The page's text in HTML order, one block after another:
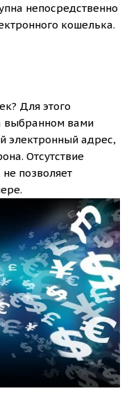
непосредственно
кошелька.
Для этого
выбранном вами
электронный адрес,
Отсутствие
позволяет